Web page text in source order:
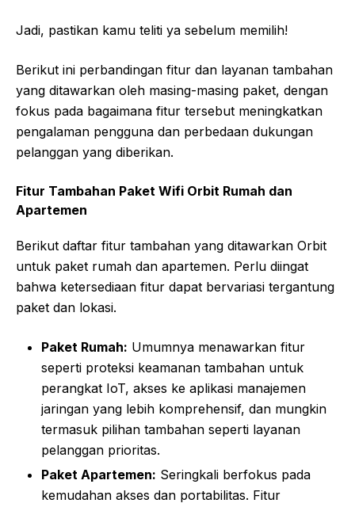
Jadi, pastikan kamu teliti ya sebelum memilih!
Berikut ini perbandingan fitur dan layanan tambahan
yang ditawarkan oleh masing-masing paket, dengan
fokus pada bagaimana fitur tersebut meningkatkan
pengalaman pengguna dan perbedaan dukungan
pelanggan yang diberikan.
Fitur Tambahan Paket Wifi Orbit Rumah dan
Apartemen
Berikut daftar fitur tambahan yang ditawarkan Orbit
untuk paket rumah dan apartemen. Perlu diingat
bahwa ketersediaan fitur dapat bervariasi tergantung
paket dan lokasi.
Paket Rumah: Umumnya menawarkan fitur
seperti proteksi keamanan tambahan untuk
perangkat IoT, akses ke aplikasi manajemen
jaringan yang lebih komprehensif, dan mungkin
termasuk pilihan tambahan seperti layanan
pelanggan prioritas.
Paket Apartemen: Seringkali berfokus pada
kemudahan akses dan portabilitas. Fitur